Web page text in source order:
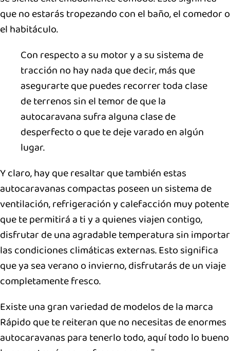
que no estarás tropezando con el baño, el comedor o
el habitáculo.
Con respecto a su motor y a su sistema de
tracción no hay nada que decir, más que
asegurarte que puedes recorrer toda clase
de terrenos sin el temor de que la
autocaravana sufra alguna clase de
desperfecto o que te deje varado en algún
lugar.
Y claro, hay que resaltar que también estas
autocaravanas compactas poseen un sistema de
ventilación, refrigeración y calefacción muy potente
que te permitirá a ti y a quienes viajen contigo,
disfrutar de una agradable temperatura sin importar
las condiciones climáticas externas. Esto significa
que ya sea verano o invierno, disfrutarás de un viaje
completamente fresco.
Existe una gran variedad de modelos de la marca
Rápido que te reiteran que no necesitas de enormes
autocaravanas para tenerlo todo, aquí todo lo bueno